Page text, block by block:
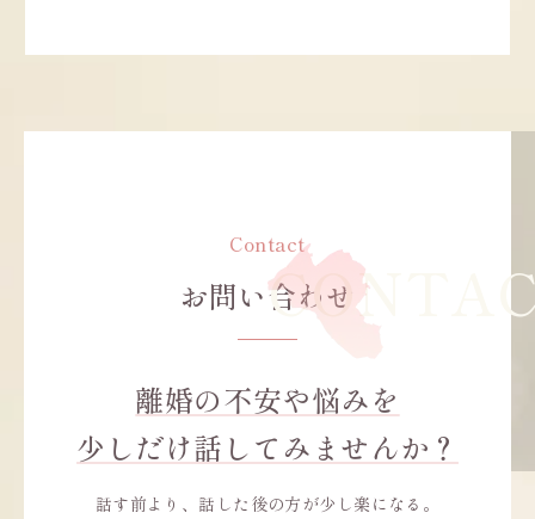
Contact
お問い合わせ
離婚の不安や悩みを
少しだけ話してみませんか？
話す前より、話した後の方が少し楽になる。